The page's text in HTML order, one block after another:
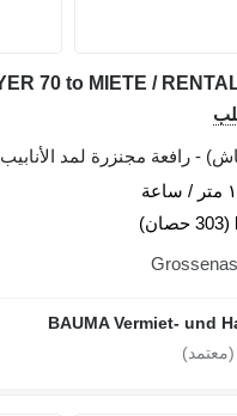
- رافعة مجنزرة لمد الأنابيب
BAUMA Vermiet- und